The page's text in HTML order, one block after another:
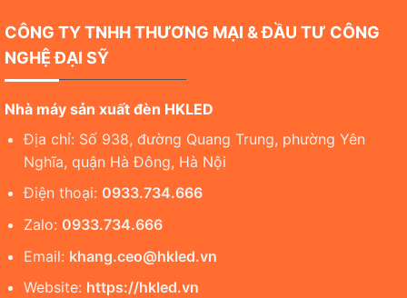
CÔNG TY TNHH THƯƠNG MẠI & ĐẦU TƯ CÔNG
NGHỆ ĐẠI SỸ
Nhà máy sản xuất đèn HKLED
Địa chỉ: Số 938, đường Quang Trung, phường Yên
Nghĩa, quận Hà Đông, Hà Nội
Điện thoại: 0933.734.666
Zalo: 0933.734.666
Email: khang.ceo@hkled.vn
Website: https://hkled.vn